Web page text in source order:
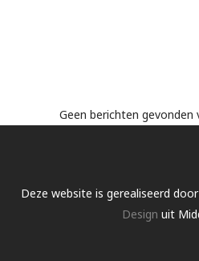
Geen berichten gevonden
Deze website is gerealiseerd door
Design uit